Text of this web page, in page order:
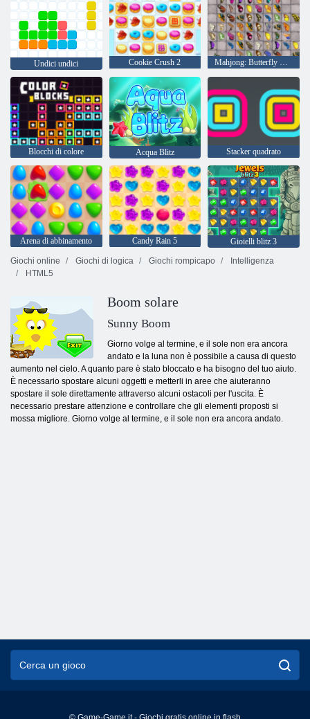
Undici undici Cookie Crush 2 Mahjong: Butterfly Kyodai HD
Blocchi di colore Acqua Blitz Stacker quadrato
Arena di abbinamento Candy Rain 5
Gioielli blitz 3
Giochi online
Giochi di logica Giochi rompicapo
Intelligenza
HTML5
Boom solare
Sunny Boom
Giorno volge al termine, e il sole non era ancora
andato e la luna non è possibile a causa di questo
aumento nel cielo. A quanto pare è stato bloccato e ha bisogno del tuo aiuto.
È necessario spostare alcuni oggetti e metterli in aree che aiuteranno
spostare il sole direttamente attraverso alcuni ostacoli per l'uscita. È
necessario prestare attenzione e controllare che gli elementi proposti si
mossa migliore. Giorno volge al termine, e il sole non era ancora andato.